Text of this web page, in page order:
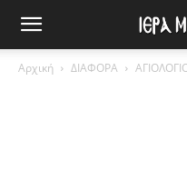
Αρχική ΔΙΑΦΟΡΑ